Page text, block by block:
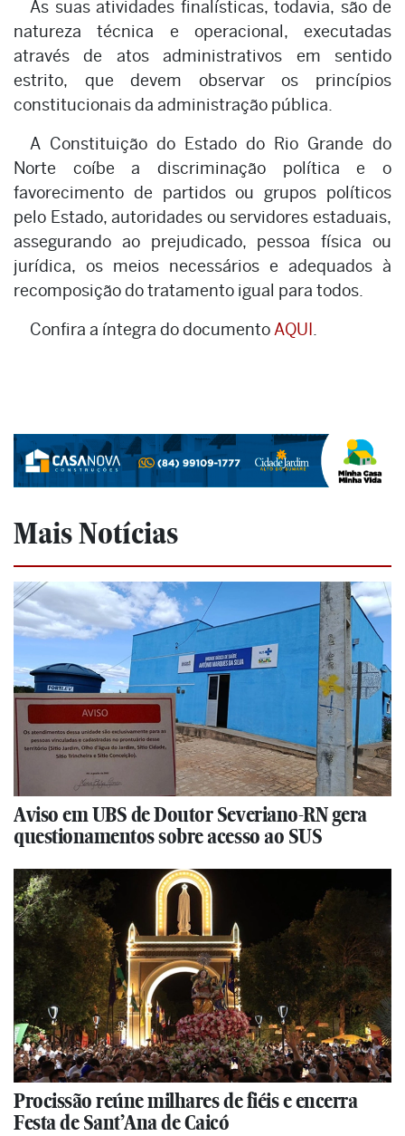
As suas atividades finalísticas, todavia, são de
natureza técnica e operacional, executadas
através de atos administrativos em sentido
estrito, que devem observar os princípios
constitucionais da administração pública.
A Constituição do Estado do Rio Grande do
Norte coíbe a discriminação política e o
favorecimento de partidos ou grupos políticos
pelo Estado, autoridades ou servidores estaduais,
assegurando ao prejudicado, pessoa física ou
jurídica, os meios necessários e adequados à
recomposição do tratamento igual para todos.
Confira a íntegra do documento AQUI
Mais Notícias
Aviso em UBS de Doutor Severiano-RN gera
questionamentos sobre acesso ao SUS
Procissão reúne milhares de fiéis e encerra
Festa de Sant’Ana de Caicó